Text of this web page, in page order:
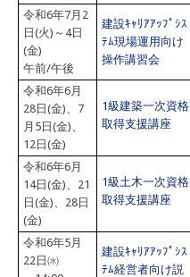
令和6年7月2
日(火)～4日
(金)
午前/午後
建設ｷｬﾘｱｱｯﾌﾟｼｽ
ﾃﾑ現場運用向け
操作講習会
令和6年6月
28日(金)、7
月5日(金)、
12日(金)
1級建築一次資格
取得支援講座
令和6年6月
14日(金)、21
日(金)、28日
(金)
1級土木一次資格
取得支援講座
令和6年5月
22日㈬
建設ｷｬﾘｱｱｯﾌﾟｼｽ
ﾃﾑ経営者向け説